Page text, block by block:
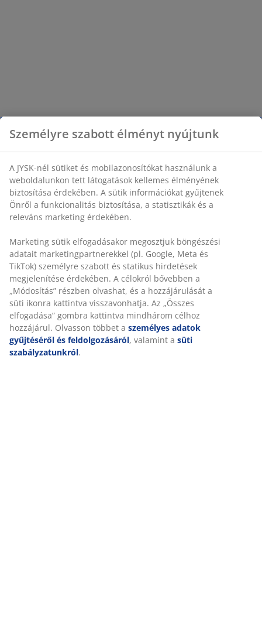
Személyre szabott élményt nyújtunk
A JYSK-nél sütiket és mobilazonosítókat használunk a
weboldalunkon tett látogatások kellemes élményének
biztosítása érdekében. A sütik információkat gyűjtenek
Önről a funkcionalitás biztosítása, a statisztikák és a
releváns marketing érdekében.
Marketing sütik elfogadásakor megosztjuk böngészési
adatait marketingpartnerekkel (pl. Google, Meta és
TikTok) személyre szabott és statikus hirdetések
megjelenítése érdekében. A célokról bővebben a
„Módosítás” részben olvashat, és a hozzájárulását a
süti ikonra kattintva visszavonhatja. Az „Összes
elfogadása” gombra kattintva mindhárom célhoz
hozzájárul. Olvasson többet a személyes adatok
gyűjtéséről és feldolgozásáról, valamint a süti
szabályzatunkról.